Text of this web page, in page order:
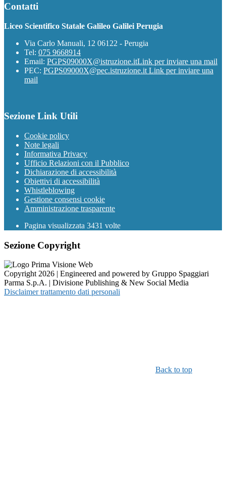
Contatti
Liceo Scientifico Statale Galileo Galilei Perugia
Via Carlo Manuali, 12 06122 - Perugia
Tel: 075 9668914
Email: PGPS09000X@istruzione.itLink per inviare una mail
PEC: PGPS09000X@pec.istruzione.it Link per inviare una
mail
Sezione Link Utili
Cookie policy
Note legali
Informativa Privacy
Ufficio Relazioni con il Pubblico
Dichiarazione di accessibilità
Obiettivi di accessibilità
Whistleblowing
Gestione consensi cookie
Amministrazione trasparente
Pagina visualizzata 3431 volte
Sezione Copyright
Copyright 2026 | Engineered and powered by Gruppo Spaggiari
Parma S.p.A. | Divisione Publishing & New Social Media
Disclaimer trattamento dati personali
Back to top